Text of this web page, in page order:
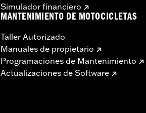
Simulador financiero
MANTENIMIENTO DE MOTOCICLETAS
Taller Autorizado
Manuales de propietario
Programaciones de Mantenimiento
Actualizaciones de Software